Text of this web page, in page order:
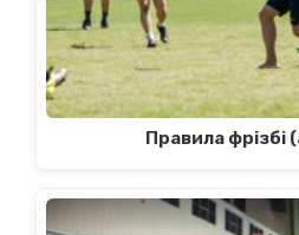
Правила фрізбі